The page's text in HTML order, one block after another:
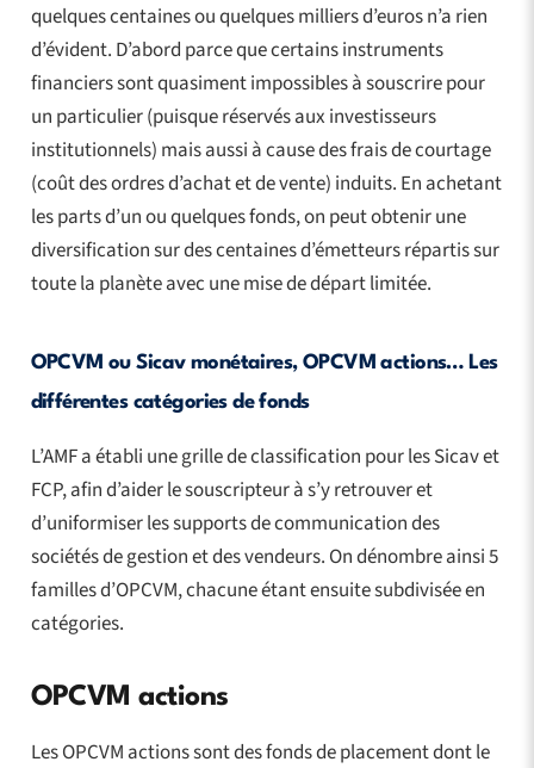
quelques centaines ou quelques milliers d’euros n’a rien
d’évident. D’abord parce que certains instruments
financiers sont quasiment impossibles à souscrire pour
un particulier (puisque réservés aux investisseurs
institutionnels) mais aussi à cause des frais de courtage
(coût des ordres d’achat et de vente) induits. En achetant
les parts d’un ou quelques fonds, on peut obtenir une
diversification sur des centaines d’émetteurs répartis sur
toute la planète avec une mise de départ limitée.
OPCVM ou Sicav monétaires, OPCVM actions… Les
différentes catégories de fonds
L’AMF a établi une grille de classification pour les Sicav et
FCP, afin d’aider le souscripteur à s’y retrouver et
d’uniformiser les supports de communication des
sociétés de gestion et des vendeurs. On dénombre ainsi 5
familles d’OPCVM, chacune étant ensuite subdivisée en
catégories.
OPCVM actions
Les OPCVM actions sont des fonds de placement dont le